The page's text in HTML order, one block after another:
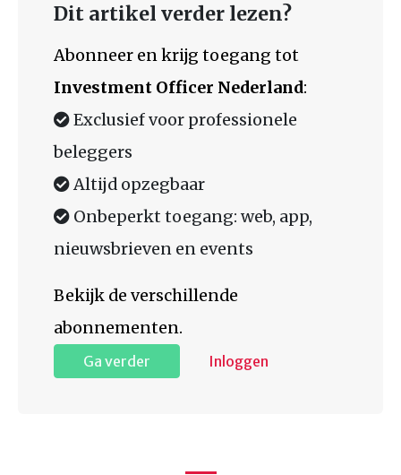
Dit artikel verder lezen?
Abonneer en krijg toegang tot
Investment Officer Nederland:
Exclusief voor professionele
beleggers
Altijd opzegbaar
Onbeperkt toegang: web, app,
nieuwsbrieven en events
Bekijk de verschillende
abonnementen.
Ga verder Inloggen